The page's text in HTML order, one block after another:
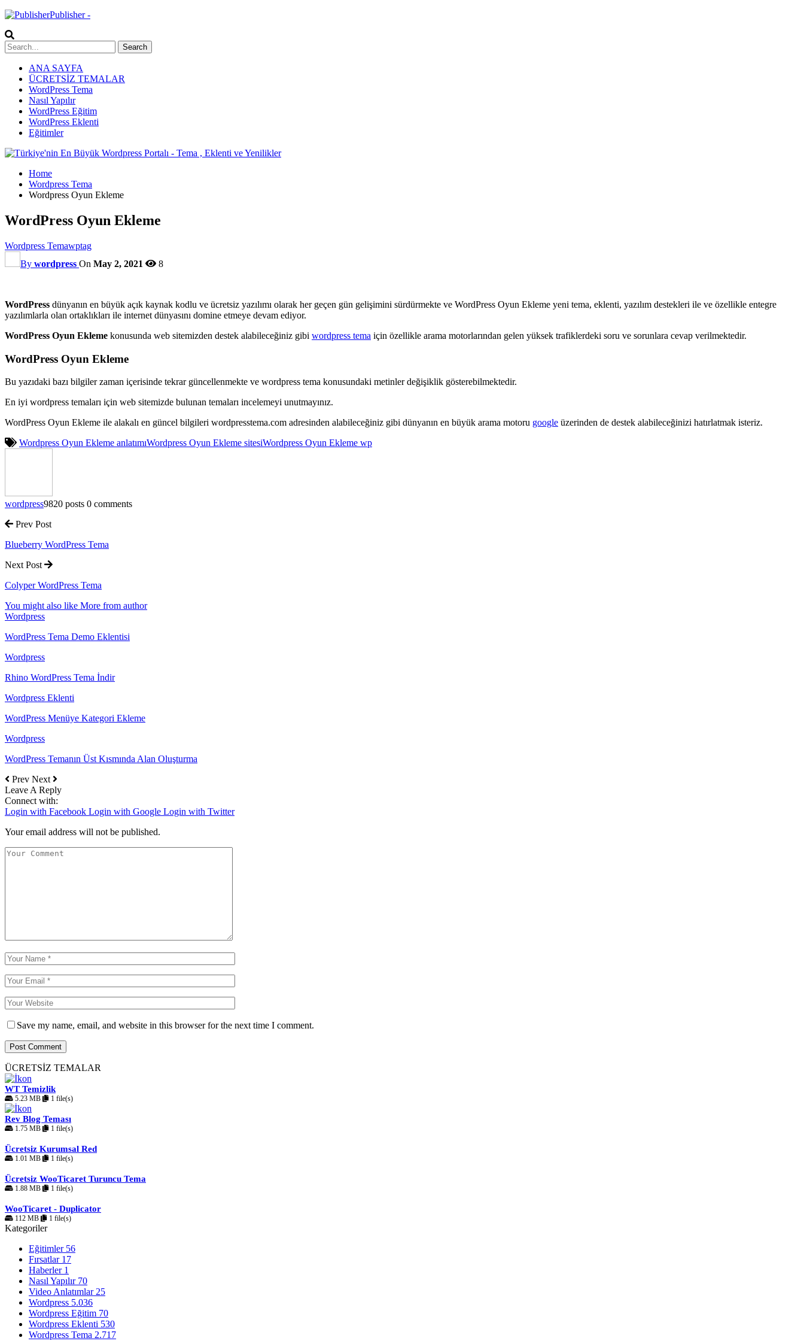
Publisher -
ANA SAYFA
ÜCRETSİZ TEMALAR
WordPress Tema
Nasıl Yapılır
WordPress Eğitim
WordPress Eklenti
Eğitimler
Home
Wordpress Tema
Wordpress Oyun Ekleme
WordPress Oyun Ekleme
Wordpress Temawptag
By wordpress On May 2, 2021 8
WordPress dünyanın en büyük açık kaynak kodlu ve ücretsiz yazılımı olarak her geçen gün gelişimini sürdürmekte ve WordPress Oyun Ekleme yeni tema, eklenti, yazılım destekleri ile ve özellikle entegre
yazılımlarla olan ortaklıkları ile internet dünyasını domine etmeye devam ediyor.
WordPress Oyun Ekleme konusunda web sitemizden destek alabileceğiniz gibi wordpress tema için özellikle arama motorlarından gelen yüksek trafiklerdeki soru ve sorunlara cevap verilmektedir.
WordPress Oyun Ekleme
Bu yazıdaki bazı bilgiler zaman içerisinde tekrar güncellenmekte ve wordpress tema konusundaki metinler değişiklik gösterebilmektedir.
En iyi wordpress temaları için web sitemizde bulunan temaları incelemeyi unutmayınız.
WordPress Oyun Ekleme ile alakalı en güncel bilgileri wordpresstema.com adresinden alabileceğiniz gibi dünyanın en büyük arama motoru google üzerinden de destek alabileceğinizi hatırlatmak isteriz.
Wordpress Oyun Ekleme anlatımıWordpress Oyun Ekleme sitesiWordpress Oyun Ekleme wp
wordpress9820 posts 0 comments
Prev Post
Blueberry WordPress Tema
Next Post
Colyper WordPress Tema
You might also like More from author
Wordpress
WordPress Tema Demo Eklentisi
Wordpress
Rhino WordPress Tema İndir
Wordpress Eklenti
WordPress Menüye Kategori Ekleme
Wordpress
WordPress Temanın Üst Kısmında Alan Oluşturma
Prev Next
Leave A Reply
Connect with:
Login with Facebook Login with Google Login with Twitter
Your email address will not be published.
Save my name, email, and website in this browser for the next time I comment.
ÜCRETSİZ TEMALAR
WT Temizlik
5.23 MB 1 file(s)
Rev Blog Teması
1.75 MB 1 file(s)
Ücretsiz Kurumsal Red
1.01 MB 1 file(s)
Ücretsiz WooTicaret Turuncu Tema
1.88 MB 1 file(s)
WooTicaret - Duplicator
112 MB 1 file(s)
Kategoriler
Eğitimler 56
Fırsatlar 17
Haberler 1
Nasıl Yapılır 70
Video Anlatımlar 25
Wordpress 5.036
Wordpress Eğitim 70
Wordpress Eklenti 530
Wordpress Tema 2.717